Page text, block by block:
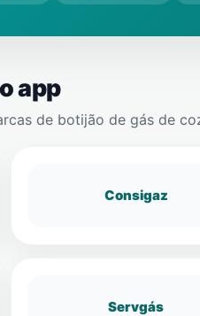
app
de botijão de gás de
Consigaz
Servgás